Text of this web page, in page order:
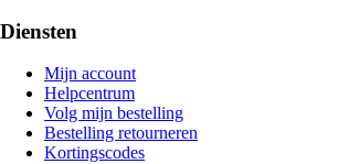
Diensten
Mijn account
Helpcentrum
Volg mijn bestelling
Bestelling retourneren
Kortingscodes